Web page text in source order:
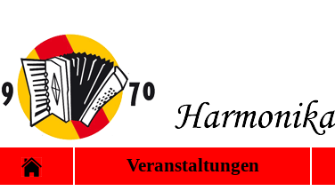
Veranstaltungen